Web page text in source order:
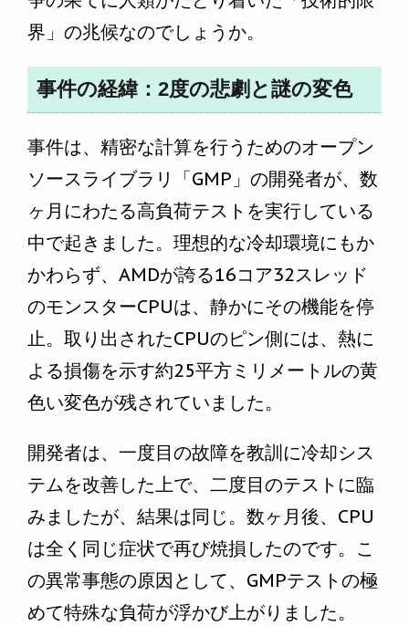
界」の兆候なのでしょうか。
事件の経緯：2度の悲劇と謎の変色
事件は、精密な計算を行うためのオープン
ソースライブラリ「GMP」の開発者が、数
ヶ月にわたる高負荷テストを実行している
中で起きました。理想的な冷却環境にもか
かわらず、AMDが誇る16コア32スレッド
のモンスターCPUは、静かにその機能を停
止。取り出されたCPUのピン側には、熱に
よる損傷を示す約25平方ミリメートルの黄
色い変色が残されていました。
開発者は、一度目の故障を教訓に冷却シス
テムを改善した上で、二度目のテストに臨
みましたが、結果は同じ。数ヶ月後、CPU
は全く同じ症状で再び焼損したのです。こ
の異常事態の原因として、GMPテストの極
めて特殊な負荷が浮かび上がりました。